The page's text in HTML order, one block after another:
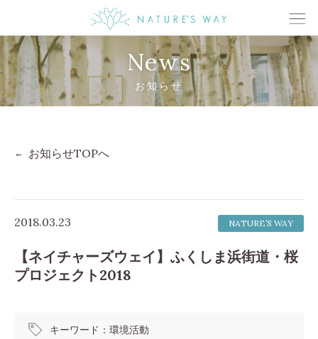
News
お知らせ
お知らせTOPへ
2018.03.23 NATURE’S WAY
【ネイチャーズウェイ】ふくしま浜街道・桜
プロジェクト2018
キーワード： 環境活動